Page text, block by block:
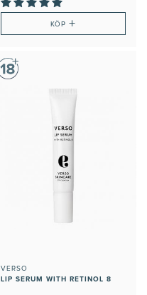
KÖP +
VERSO
LIP SERUM WITH RETINOL 8